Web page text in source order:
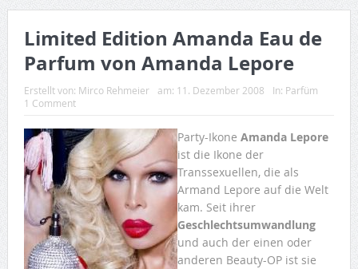
Limited Edition Amanda Eau de
Parfum von Amanda Lepore
Erstellt von: Mirco Rehmeier am: 11. Dezember 2008 In: Parfüm
1 Comment
Party-Ikone Amanda Lepore
ist die Ikone der
Transsexuellen, die als
Armand Lepore auf die Welt
kam. Seit ihrer
Geschlechtsumwandlung
und auch der einen oder
anderen Beauty-OP ist sie